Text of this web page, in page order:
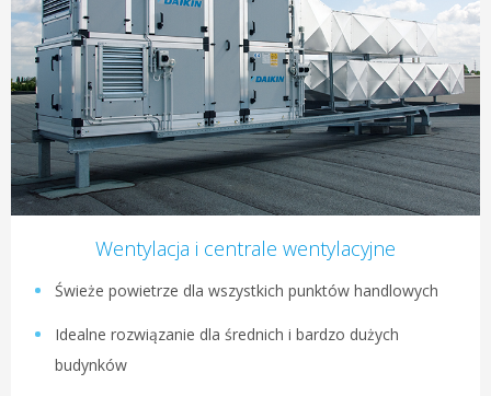
Wentylacja i centrale wentylacyjne
Świeże powietrze dla wszystkich punktów handlowych
Idealne rozwiązanie dla średnich i bardzo dużych
budynków